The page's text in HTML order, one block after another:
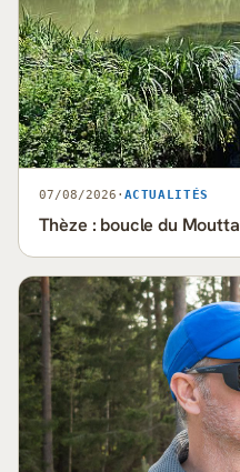
07/08/2026 · ACTUALITÉS
Thèze : boucle du Moutta